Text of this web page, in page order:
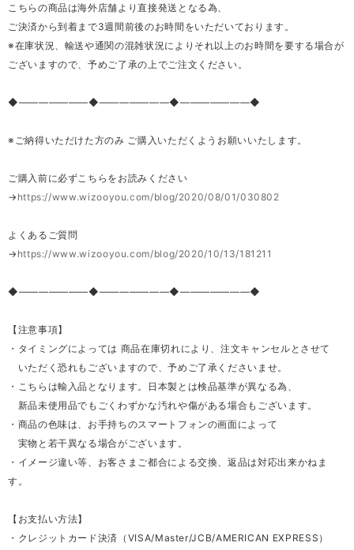
こちらの商品は海外店舗より直接発送となる為、
ご決済から到着まで3週間前後のお時間をいただいております。
※在庫状況、輸送や通関の混雑状況によりそれ以上のお時間を要する場合が
ございますので、予めご了承の上でご注文ください。
◆―――――――◆―――――――◆―――――――◆
※ご納得いただけた方のみ ご購入いただくようお願いいたします。
ご購入前に必ずこちらをお読みください
→ https://www.wizooyou.com/blog/2020/08/01/030802
よくあるご質問
→ https://www.wizooyou.com/blog/2020/10/13/181211
◆―――――――◆―――――――◆―――――――◆
【注意事項】
・タイミングによっては 商品在庫切れにより、注文キャンセルとさせて
いただく恐れもございますので、予めご了承くださいませ。
・こちらは輸入品となります。日本製とは検品基準が異なる為、
新品未使用品でもごくわずかな汚れや傷がある場合もございます。
・商品の色味は、お手持ちのスマートフォンの画面によって
実物と若干異なる場合がございます。
・イメージ違い等、お客さまご都合による交換、返品は対応出来かねま
す。
【お支払い方法】
・クレジットカード決済（VISA/Master/JCB/AMERICAN EXPRESS）